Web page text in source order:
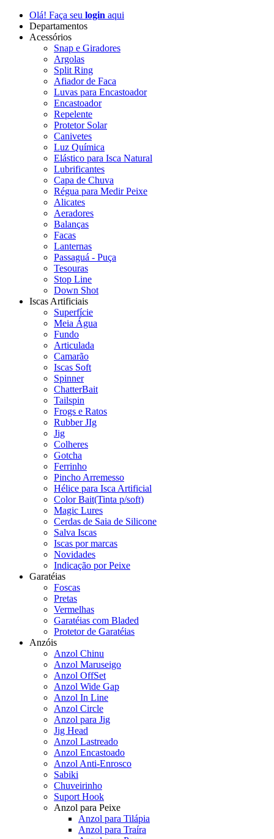
Olá! Faça seu login aqui
Departamentos
Acessórios
Snap e Giradores
Argolas
Split Ring
Afiador de Faca
Luvas para Encastoador
Encastoador
Repelente
Protetor Solar
Canivetes
Luz Química
Elástico para Isca Natural
Lubrificantes
Capa de Chuva
Régua para Medir Peixe
Alicates
Aeradores
Balanças
Facas
Lanternas
Passaguá - Puça
Tesouras
Stop Line
Down Shot
Iscas Artificiais
Superfície
Meia Água
Fundo
Articulada
Camarão
Iscas Soft
Spinner
ChatterBait
Tailspin
Frogs e Ratos
Rubber JIg
Jig
Colheres
Gotcha
Ferrinho
Pincho Arremesso
Hélice para Isca Artificial
Color Bait(Tinta p/soft)
Magic Lures
Cerdas de Saia de Silicone
Salva Iscas
Iscas por marcas
Novidades
Indicação por Peixe
Garatéias
Foscas
Pretas
Vermelhas
Garatéias com Bladed
Protetor de Garatéias
Anzóis
Anzol Chinu
Anzol Maruseigo
Anzol OffSet
Anzol Wide Gap
Anzol In Line
Anzol Circle
Anzol para Jig
Jig Head
Anzol Lastreado
Anzol Encastoado
Anzol Anti-Enrosco
Sabiki
Chuveirinho
Suport Hook
Anzol para Peixe
Anzol para Tilápia
Anzol para Traíra